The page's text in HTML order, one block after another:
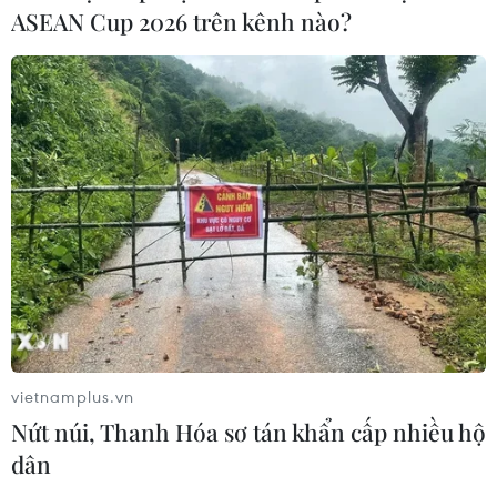
người Việt Nam ở nước ngoài với quê
hương
24/07/2026 15:01
Ra mắt Mạng lưới Tri thức Việt Nam
đầu tiên tại New Zealand
24/07/2026 00:15
Trại hè Việt Nam 2026: Trải nghiệm
thú vị, gắn kết cội nguồn
23/07/2026 12:53
Gắn kết cộng đồng, phát huy vai trò
của cộng đồng người Việt Nam tại
ASEAN Cup 2026 trên kênh nào?
vietnamplus.vn
Nứt núi, Thanh Hóa sơ tán khẩn cấp nhiều hộ
dân